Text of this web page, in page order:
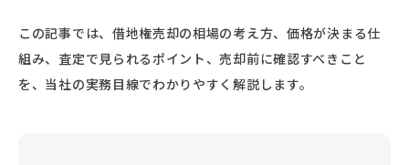
この記事では、借地権売却の相場の考え方、価格が決まる仕
組み、査定で見られるポイント、売却前に確認すべきこと
を、当社の実務目線でわかりやすく解説します。